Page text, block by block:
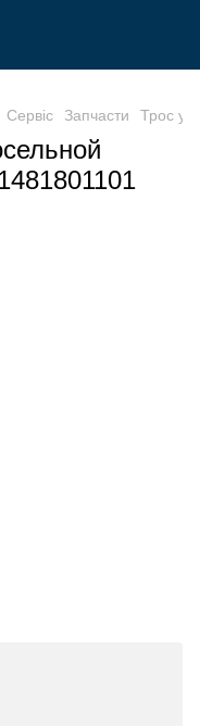
Сервіс Запчасти Трос